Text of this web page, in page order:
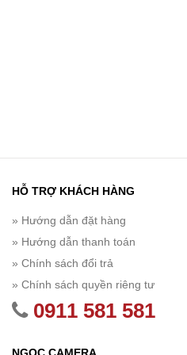
HỖ TRỢ KHÁCH HÀNG
» Hướng dẫn đặt hàng
» Hướng dẫn thanh toán
» Chính sách đổi trả
» Chính sách quyền riêng tư
0911 581 581